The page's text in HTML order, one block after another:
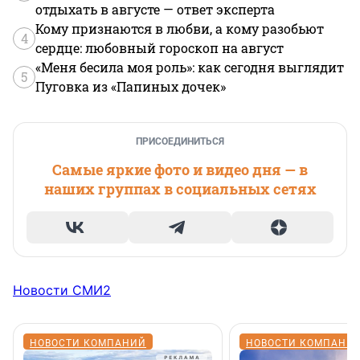
отдыхать в августе — ответ эксперта
4
Кому признаются в любви, а кому разобьют
сердце: любовный гороскоп на август
5
«Меня бесила моя роль»: как сегодня выглядит
Пуговка из «Папиных дочек»
ПРИСОЕДИНИТЬСЯ
Самые яркие фото и видео дня — в
наших группах в социальных сетях
Новости СМИ2
НОВОСТИ КОМПАНИЙ НОВОСТИ